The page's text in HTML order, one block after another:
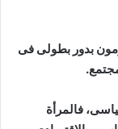
بدور بطولى فى
فالمرأة